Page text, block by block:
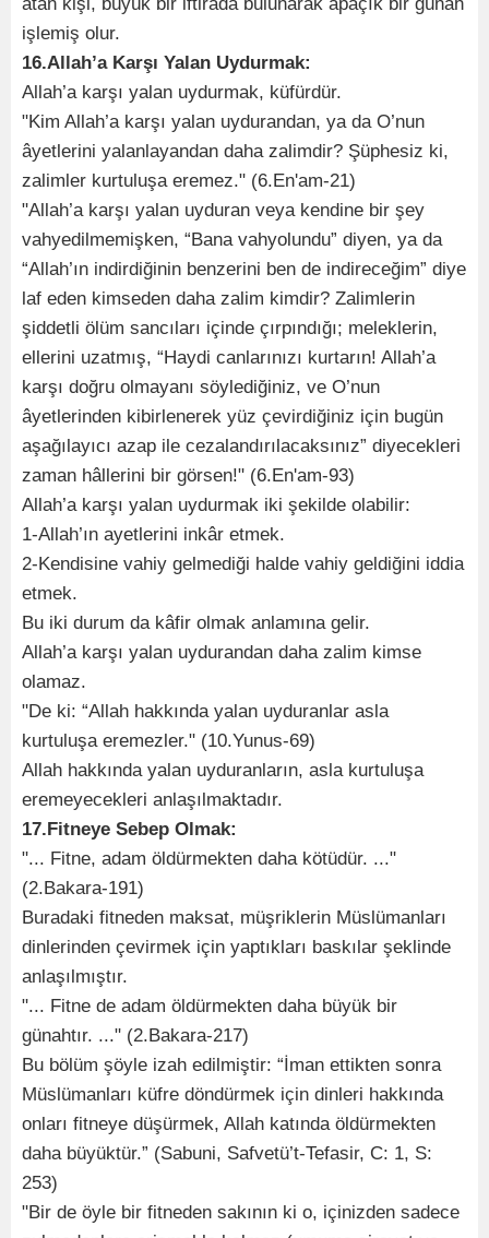
işlemiş olur.
16.Allah’a Karşı Yalan Uydurmak:
Allah’a karşı yalan uydurmak, küfürdür.
"Kim Allah’a karşı yalan uydurandan, ya da O’nun
âyetlerini yalanlayandan daha zalimdir? Şüphesiz ki,
zalimler kurtuluşa eremez." (6.En'am-21)
"Allah’a karşı yalan uyduran veya kendine bir şey
vahyedilmemişken, “Bana vahyolundu” diyen, ya da
“Allah’ın indirdiğinin benzerini ben de indireceğim” diye
laf eden kimseden daha zalim kimdir? Zalimlerin
şiddetli ölüm sancıları içinde çırpındığı; meleklerin,
ellerini uzatmış, “Haydi canlarınızı kurtarın! Allah’a
karşı doğru olmayanı söylediğiniz, ve O’nun
âyetlerinden kibirlenerek yüz çevirdiğiniz için bugün
aşağılayıcı azap ile cezalandırılacaksınız” diyecekleri
zaman hâllerini bir görsen!" (6.En'am-93)
Allah’a karşı yalan uydurmak iki şekilde olabilir:
1-Allah’ın ayetlerini inkâr etmek.
2-Kendisine vahiy gelmediği halde vahiy geldiğini iddia
etmek.
Bu iki durum da kâfir olmak anlamına gelir.
Allah’a karşı yalan uydurandan daha zalim kimse
olamaz.
"De ki: “Allah hakkında yalan uyduranlar asla
kurtuluşa eremezler." (10.Yunus-69)
Allah hakkında yalan uyduranların, asla kurtuluşa
eremeyecekleri anlaşılmaktadır.
17.Fitneye Sebep Olmak:
"... Fitne, adam öldürmekten daha kötüdür. ..."
(2.Bakara-191)
Buradaki fitneden maksat, müşriklerin Müslümanları
dinlerinden çevirmek için yaptıkları baskılar şeklinde
anlaşılmıştır.
"... Fitne de adam öldürmekten daha büyük bir
günahtır. ..." (2.Bakara-217)
Bu bölüm şöyle izah edilmiştir: “İman ettikten sonra
Müslümanları küfre döndürmek için dinleri hakkında
onları fitneye düşürmek, Allah katında öldürmekten
daha büyüktür.” (Sabuni, Safvetü’t-Tefasir, C: 1, S:
253)
"Bir de öyle bir fitneden sakının ki o, içinizden sadece